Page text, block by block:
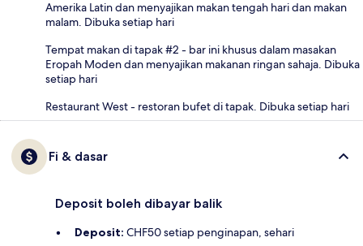
Amerika Latin dan menyajikan makan tengah hari dan makan
malam. Dibuka setiap hari
Tempat makan di tapak #2 - bar ini khusus dalam masakan
Eropah Moden dan menyajikan makanan ringan sahaja. Dibuka
setiap hari
Restaurant West - restoran bufet di tapak. Dibuka setiap hari
Fi & dasar
Deposit boleh dibayar balik
Deposit: CHF50 setiap penginapan, sehari